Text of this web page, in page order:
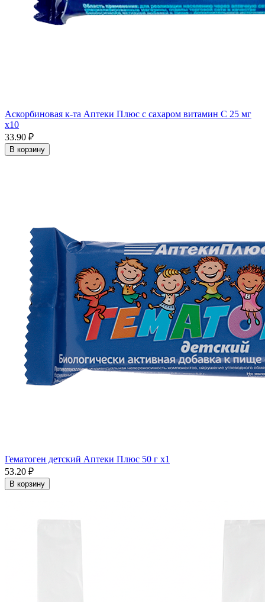
Аскорбиновая к-та Аптеки Плюс с сахаром витамин С 25 мг
x10
33.90 ₽
В корзину
Гематоген детский Аптеки Плюс 50 г x1
53.20 ₽
В корзину